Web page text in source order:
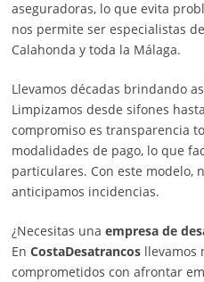
aseguradoras, lo que evita
nos permite ser especialistas
Calahonda y toda la Málaga.
Llevamos décadas brindando
Limpizamos desde sifones
compromiso es transparencia
modalidades de pago, lo que
particulares. Con este modelo,
anticipamos incidencias.
¿Necesitas una empresa de
En CostaDesatrancosllevamos
comprometidos con afrontar